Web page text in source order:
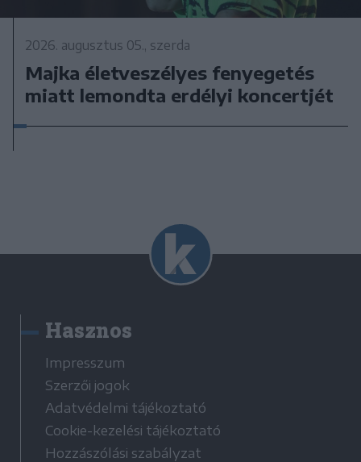
2026. augusztus 05., szerda
Majka életveszélyes fenyegetés
miatt lemondta erdélyi koncertjét
Hasznos
Impresszum
Szerzői jogok
Adatvédelmi tájékoztató
Cookie-kezelési tájékoztató
Hozzászólási szabályzat